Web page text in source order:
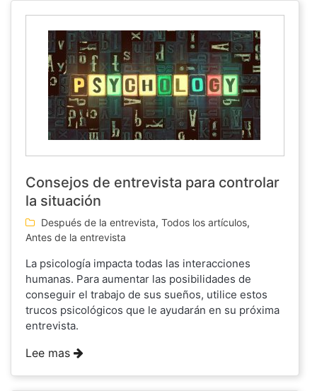
Consejos de entrevista para controlar
la situación
Después de la entrevista, Todos los artículos,
Antes de la entrevista
La psicología impacta todas las interacciones
humanas. Para aumentar las posibilidades de
conseguir el trabajo de sus sueños, utilice estos
trucos psicológicos que le ayudarán en su próxima
entrevista.
Lee mas